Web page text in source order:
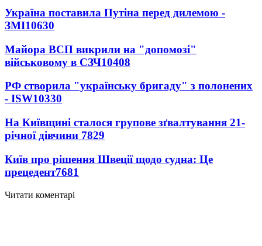
Україна поставила Путіна перед дилемою -
ЗМІ10630
Майора ВСП викрили на "допомозі"
військовому в СЗЧ10408
РФ створила "українську бригаду" з полонених
- ISW10330
На Київщині сталося групове зґвалтування 21-
річної дівчини 7829
Київ про рішення Швеції щодо судна: Це
прецедент7681
Читати коментарі